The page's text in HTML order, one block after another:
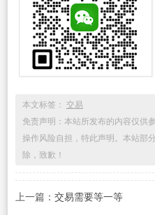
本文标签： 交易
免责声明：本站所发布的内容仅供
操作风险自担，特此声明。本站部
除，致歉！
上一篇： 交易需要等一等